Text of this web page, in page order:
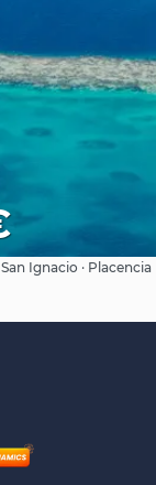
看到
Ignacio · Placencia